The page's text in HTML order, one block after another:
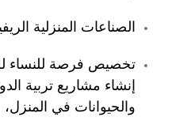
الصناعات المنزلية
تخصيص فرصة للنساء
إنشاء مشاريع تربية
والحيوانات في المنزل،